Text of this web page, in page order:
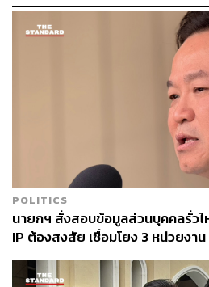
POLITICS
นายกฯ สั่งสอบข้อมูลส่วนบุคคลรั่ว
IP ต้องสงสัย เชื่อมโยง 3 หน่วยงาน